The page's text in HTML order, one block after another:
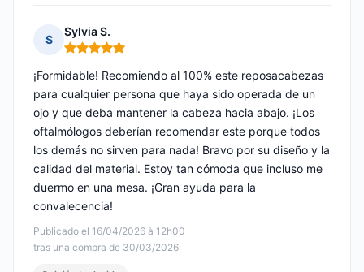
S
Sylvia S.
Nota: 5 de 5
Publicado el 16/04/2026 à 12h00
tras una compra de 30/03/2026
¡Formidable! Recomiendo al 100% este reposacabezas
para cualquier persona que haya sido operada de un
ojo y que deba mantener la cabeza hacia abajo. ¡Los
oftalmólogos deberían recomendar este porque todos
los demás no sirven para nada! Bravo por su diseño y la
calidad del material. Estoy tan cómoda que incluso me
duermo en una mesa. ¡Gran ayuda para la
convalecencia!